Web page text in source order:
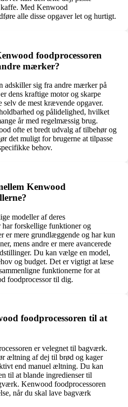
Med Kenwood
alle disse opgaver let og hurtigt.
foodprocessoren
mærker?
adskiller sig fra andre mærker på
dens kraftige motor og skarpe
selv de mest krævende opgaver.
og pålidelighed, hvilket
år med regelmæssig brug.
ofte et bredt udvalg af tilbehør og
det muligt for brugerne at tilpasse
behov.
Kenwood
modeller af deres
har forskellige funktioner og
er mere grundlæggende og har kun
mens andre er mere avancerede
Du kan vælge en model,
og budget. Det er vigtigt at læse
funktionerne for at
foodprocessor til dig.
foodprocessoren til at
er velegnet til bagværk.
æltning af dej til brød og kager
end manuel æltning. Du kan
til at blande ingredienser til
Kenwood foodprocessoren
når du skal lave bagværk